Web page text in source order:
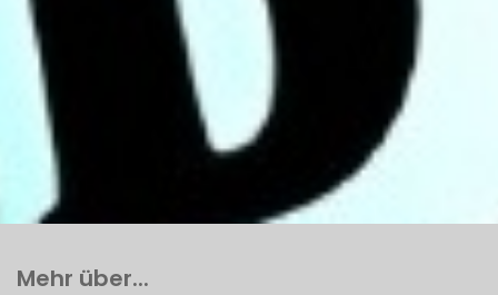
Mehr über...